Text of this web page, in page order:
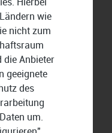
wie
nicht zum
die Anbieter
geeignete
des
um.